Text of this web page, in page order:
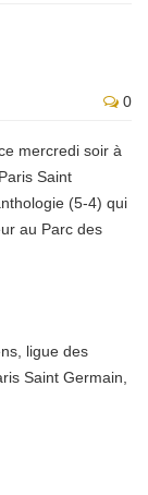
0
mercredi soir à
Saint
(5-4) qui
au Parc des
ligue des
Saint Germain